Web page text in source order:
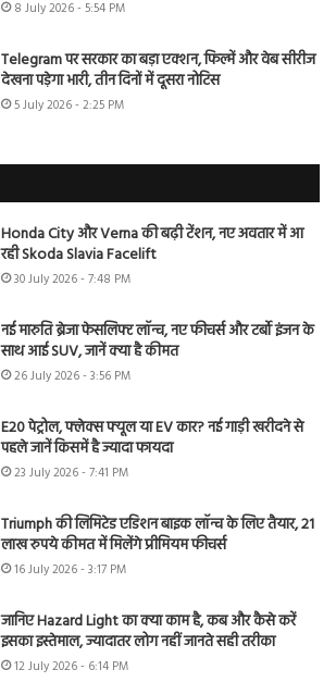
8 July 2026 - 5:54 PM
Telegram पर सरकार का बड़ा एक्शन, फिल्में और वेब सीरीज
देखना पड़ेगा भारी, तीन दिनों में दूसरा नोटिस
5 July 2026 - 2:25 PM
Honda City और Verna की बढ़ी टेंशन, नए अवतार में आ
रही Skoda Slavia Facelift
30 July 2026 - 7:48 PM
नई मारुति ब्रेजा फेसलिफ्ट लॉन्च, नए फीचर्स और टर्बो इंजन के
साथ आई SUV, जानें क्या है कीमत
26 July 2026 - 3:56 PM
E20 पेट्रोल, फ्लेक्स फ्यूल या EV कार? नई गाड़ी खरीदने से
पहले जानें किसमें है ज्यादा फायदा
23 July 2026 - 7:41 PM
Triumph की लिमिटेड एडिशन बाइक लॉन्च के लिए तैयार, 21
लाख रुपये कीमत में मिलेंगे प्रीमियम फीचर्स
16 July 2026 - 3:17 PM
जानिए Hazard Light का क्या काम है, कब और कैसे करें
इसका इस्तेमाल, ज्यादातर लोग नहीं जानते सही तरीका
12 July 2026 - 6:14 PM